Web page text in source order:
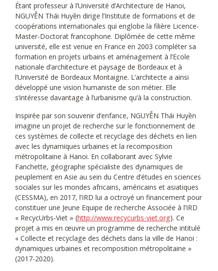
Étant professeur à l’Université d’Architecture de Hanoi,
NGUYỄN Thái Huyền dirige l’Institute de formations et de
coopérations internationales qui englobe la filière Licence-
Master-Doctorat francophone. Diplômée de cette même
université, elle est venue en France en 2003 compléter sa
formation en projets urbains et aménagement à l’Ecole
nationale d’architecture et paysage de Bordeaux et à
l’Université de Bordeaux Montaigne. L’architecte a ainsi
développé une vision humaniste de son métier. Elle
s’intéresse davantage à l’urbanisme qu’à la construction.
Inspirée par son souvenir d’enfance, NGUYỄN Thái Huyền
imagine un projet de recherche sur le fonctionnement de
ces systèmes de collecte et recyclage des déchets en lien
avec les dynamiques urbaines et la recomposition
métropolitaine à Hanoi. En collaborant avec Sylvie
Fanchette, géographe spécialiste des dynamiques de
peuplement en Asie au sein du Centre d’études en sciences
sociales sur les mondes africains, américains et asiatiques
(CESSMA), en 2017, l’IRD lui a octroyé un financement pour
constituer une Jeune Equipe de recherche Associée à l’IRD
« RecycUrbs-Viet » (http://www.recycurbs-viet.org). Ce
projet a mis en œuvre un programme de recherche intitulé
« Collecte et recyclage des déchets dans la ville de Hanoi :
dynamiques urbaines et recomposition métropolitaine »
(2017-2020).